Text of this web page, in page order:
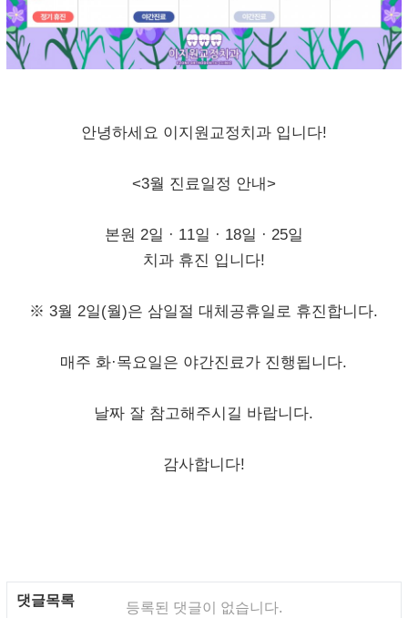
안녕하세요 이지원교정치과 입니다!
<3월 진료일정 안내>
본원 2일 · 11일 · 18일 · 25일
치과 휴진 입니다!
※ 3월 2일(월)은 삼일절 대체공휴일로 휴진합니다.
매주 화·목요일은 야간진료가 진행됩니다.
날짜 잘 참고해주시길 바랍니다.
감사합니다!
댓글목록 등록된 댓글이 없습니다.